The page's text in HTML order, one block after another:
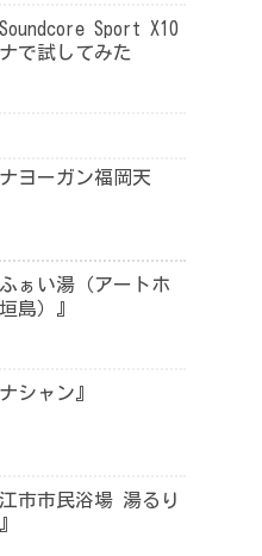
Sport X10
で試してみた
ナヨーガン福岡天
ふぁい湯（アートホ
島）』
シャン』
江市市民浴場 湯るり